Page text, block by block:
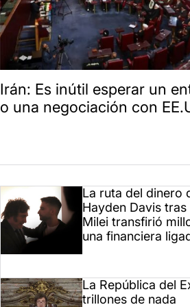
Irán: Es inútil esperar un
o una negociación con
La ruta del dinero
Hayden Davis
Milei transfirió
una financiera
La República del
trillones de nada